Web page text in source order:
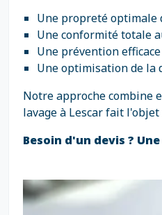
Une propreté optimale
Une conformité totale
Une prévention
Une optimisation de la
Notre approche combine
lavage à Lescar fait
Besoin d'un devis ?